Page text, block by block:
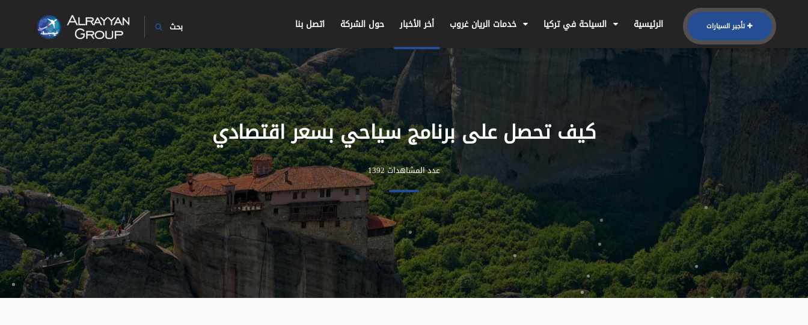
بحث تأجير السيارات الرئيسية أخر الأخبار حول الشركة اتصل بنا
كيف تحصل على برنامج سياحي بسعر اقتصادي
عدد المشاهدات 1392